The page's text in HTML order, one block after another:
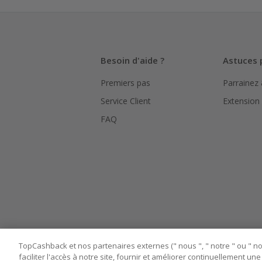
le suivi
Pour
bouton
Assurez-
Besoin d'aide ?
Premiers pas
Service Client
FAQ
Astuces
TopCashback et nos partenaires externes (" nous ", " notre " ou "
faciliter l'accès à notre site, fournir et améliorer continuellement